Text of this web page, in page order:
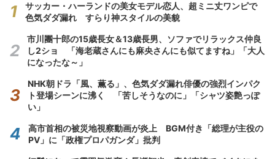
サッカー・ハーランドの美女モデル恋人、超ミニ丈ワンピで
色気ダダ漏れ すらり神スタイルの美貌
市川團十郎の15歳長女＆13歳長男、ソファでリラックス仲良
し2ショ 「海老蔵さんにも麻央さんにも似てますね」「大人
になったな～」
NHK朝ドラ「風、薫る」、色気ダダ漏れ俳優の強烈インパク
ト登場シーンに沸く 「苦しそうなのに」「シャツ姿艶っぽ
い」
高市首相の被災地視察動画が炎上 BGM付き「総理が主役の
PV」に「政権プロパガンダ」批判